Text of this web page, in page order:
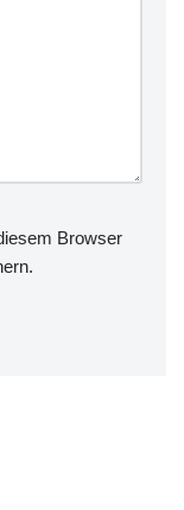
Browser